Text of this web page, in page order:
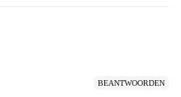
BEANTWOORDEN